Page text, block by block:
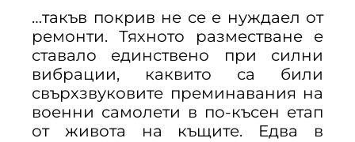
…такъв покрив не се е нуждаел от
ремонти. Тяхното разместване е
ставало единствено при силни
вибрации, каквито са били
свърхзвуковите преминавания на
военни самолети в по-късен етап
от живота на къщите. Едва в